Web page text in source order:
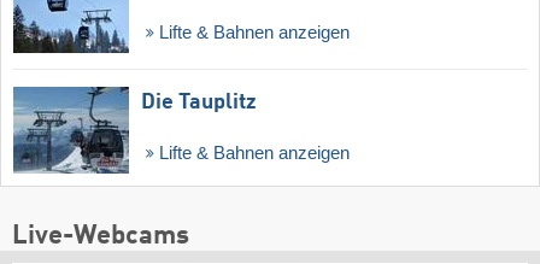
Lifte & Bahnen anzeigen
Die Tauplitz
Lifte & Bahnen anzeigen
Live-Webcams